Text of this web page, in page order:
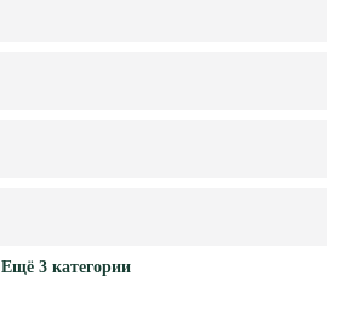
Ещё 3 категории